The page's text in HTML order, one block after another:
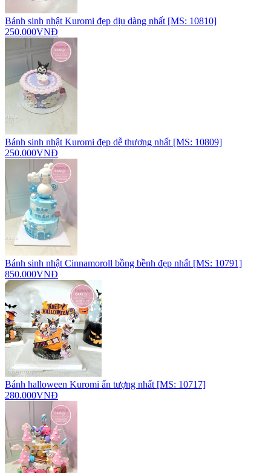
Bánh sinh nhật Kuromi đẹp dịu dàng nhất [MS: 10810]
250.000VNĐ
Bánh sinh nhật Kuromi đẹp dễ thương nhất [MS: 10809]
250.000VNĐ
Bánh sinh nhật Cinnamoroll bồng bềnh đẹp nhất [MS: 10791]
850.000VNĐ
Bánh halloween Kuromi ấn tượng nhất [MS: 10717]
280.000VNĐ